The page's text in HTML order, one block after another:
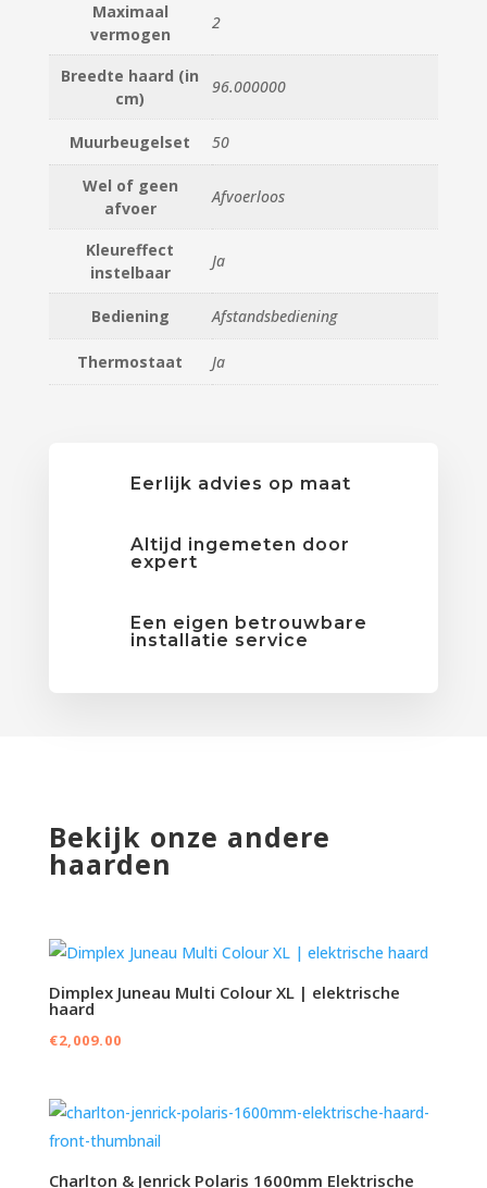
Maximaal
vermogen
2
Breedte haard (in
cm)
96.000000
Muurbeugelset 50
Wel of geen
afvoer
Afvoerloos
Kleureffect
instelbaar
Ja
Bediening Afstandsbediening
Thermostaat Ja
Eerlijk advies op maat
Altijd ingemeten door
expert
Een eigen betrouwbare
installatie service
Bekijk onze andere
haarden
Dimplex Juneau Multi Colour XL | elektrische
haard
€2,009.00
Charlton & Jenrick Polaris 1600mm Elektrische